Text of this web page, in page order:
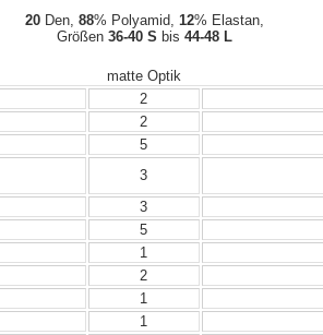
20Den, 88% Polyamid, 12% Elastan,
Größen 36-40 S bis 44-48 L
matte Optik
2
2
5
3
3
5
1
2
1
1